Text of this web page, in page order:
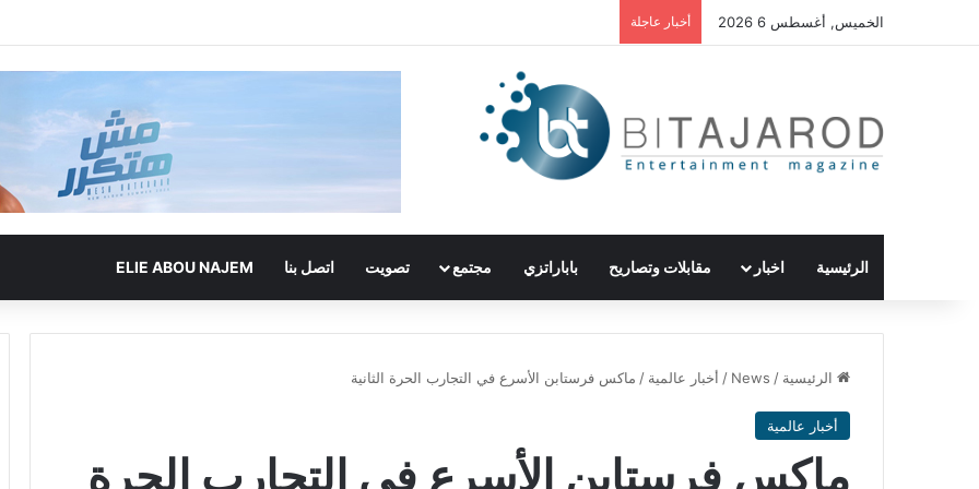
الخميس, أغسطس 6 2026 أخبار عاجلة
الرئيسية اخبار مقابلات وتصاريح باباراتزي مجتمع تصويت اتصل بنا ELIE ABOU NAJEM
الرئيسية /
News
/ أخبار عالمية / ماكس فرستابن الأسرع في التجارب الحرة الثانية
أخبار عالمية
ماكس فرستابن الأسرع في التجارب الحرة